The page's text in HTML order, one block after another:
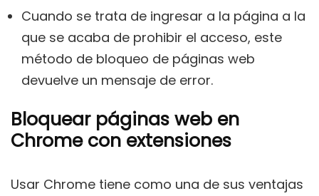
Cuando se trata de ingresar a la página a la
que se acaba de prohibir el acceso, este
método de bloqueo de páginas web
devuelve un mensaje de error.
Bloquear páginas web en
Chrome con extensiones
Usar Chrome tiene como una de sus ventajas